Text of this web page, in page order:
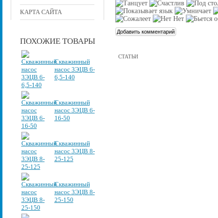
КАРТА САЙТА
ПОХОЖИЕ ТОВАРЫ
Скважинный
насос 3ЭЦВ 6-
6,5-140
Скважинный
насос 3ЭЦВ 6-
16-50
Скважинный
насос 3ЭЦВ 8-
25-125
Скважинный
насос 3ЭЦВ 8-
25-150
СТАТЬИ